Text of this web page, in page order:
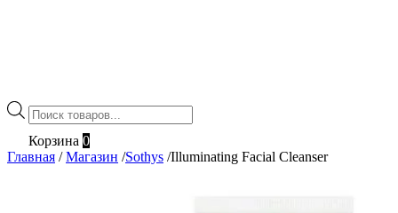
Поиск
товаров
Корзина 0
Главная / Магазин /Sothys /Illuminating Facial Cleanser